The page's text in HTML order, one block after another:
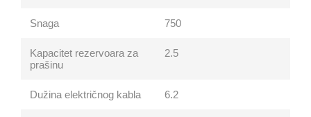
Snaga 750
Kapacitet rezervoara za
prašinu
2.5
Dužina električnog kabla 6.2